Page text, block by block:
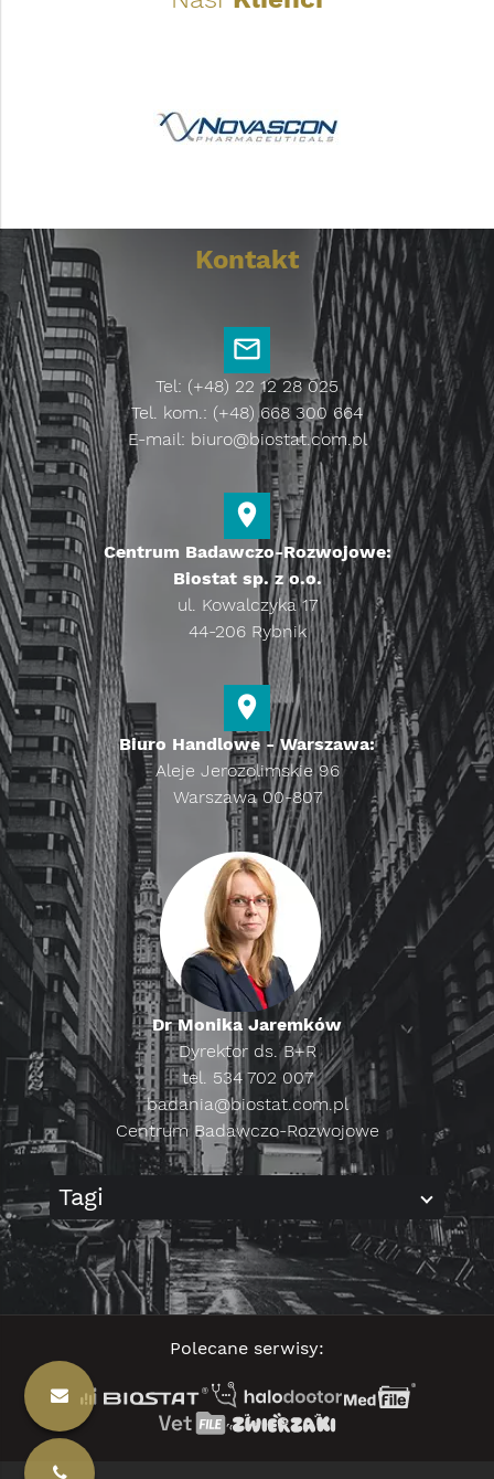
Kontakt
Tel: (+48) 22 12 28 025
Tel. kom.: (+48) 668 300 664
E-mail: biuro@biostat.com.pl
Centrum Badawczo-Rozwojowe:
Biostat sp. z o.o.
ul. Kowalczyka 17
44-206 Rybnik
Biuro Handlowe - Warszawa:
Aleje Jerozolimskie 96
Warszawa 00-807
Dr Monika Jaremków
Dyrektor ds. B+R
tel. 534 702 007
badania@biostat.com.pl
Centrum Badawczo-Rozwojowe
Tagi
Polecane serwisy: